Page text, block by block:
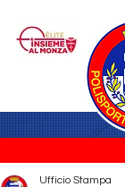
Ufficio Stampa